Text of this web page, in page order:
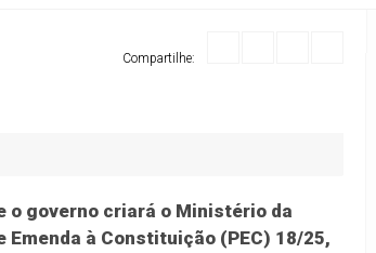
Compartilhe:
o governo criará o Ministério da
à Constituição (PEC) 18/25,